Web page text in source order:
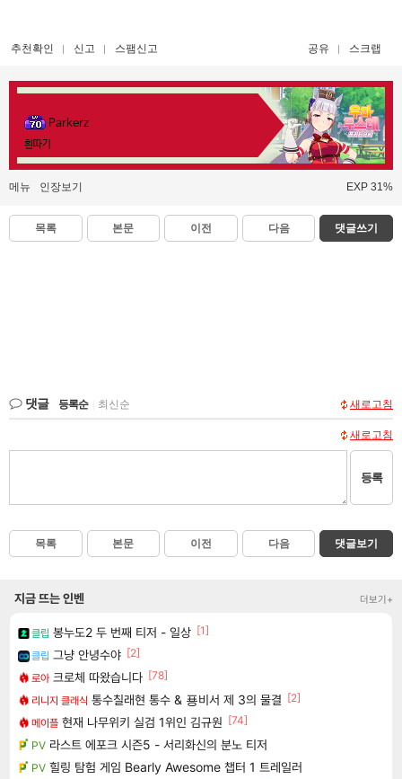
추천확인 신고 스팸신고 공유 스크랩
Parkerz
흰따기
메뉴 인장보기 EXP 31%
목록 본문 이전 다음 댓글쓰기
댓글 등록순 최신순 새로고침
새로고침
등록
목록 본문 이전 다음 댓글보기
지금 뜨는 인벤 더보기+
클립 봉누도2 두 번째 티저 - 일상 [1]
클립 그냥 안녕수야 [2]
로아 크로체 따왔습니다 [78]
리니지 클래식 통수칠래현 통수 & 푱비서 제 3의 물결 [2]
메이플 현재 나무위키 실검 1위인 김규원 [74]
PV 라스트 에포크 시즌5 - 서리화신의 분노 티저
PV 힐링 탐험 게임 Bearly Awesome 챕터 1 트레일러